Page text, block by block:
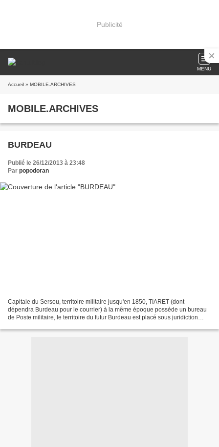
Publicité
MENU
Accueil » MOBILE.ARCHIVES
MOBILE.ARCHIVES
BURDEAU
Publié le 26/12/2013 à 23:48
Par popodoran
Capitale du Sersou, territoire militaire jusqu'en 1850, TIARET (dont
dépendra Burdeau pour le courrier) à la même époque possède un bureau
de Poste militaire, le territoire du futur Burdeau est placé sous juridiction